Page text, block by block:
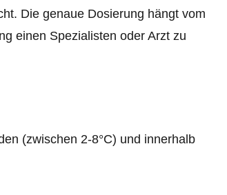
Die genaue Dosierung hängt vom
einen Spezialisten oder Arzt zu
(zwischen 2-8°C) und innerhalb